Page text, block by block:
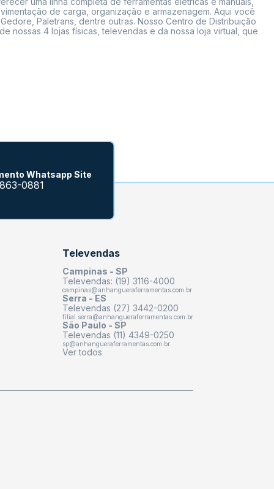
de carga, organização e armazenagem. Aqui você
Paletrans, dentre outras. Nosso Centro de Distribuição
nossas 4 lojas físicas, televendas e da nossa loja virtual, que
Whatsapp Site
0881
Televendas
Campinas - SP
Televendas: (19) 3116-4000
campinas@anhangueraferramentas.com.br
Serra - ES
Televendas (27) 3442-0200
filial.serra@anhangueraferramentas.com.br
São Paulo - SP
Televendas (11) 4349-0250
sp@anhangueraferramentas.com.br
Ver todos